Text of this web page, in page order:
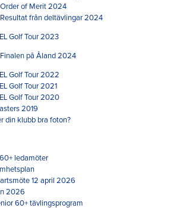
Order of Merit 2024
Resultat från deltävlingar 2024
Golf Tour 2023
Finalen på Åland 2024
Golf Tour 2022
Golf Tour 2021
Golf Tour 2020
2019
din klubb bra foton?
ledamöter
12 april 2026
2026
60+ tävlingsprogram